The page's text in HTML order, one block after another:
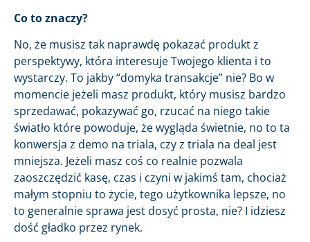
Co to znaczy?
No, że musisz tak naprawdę pokazać produkt z
perspektywy, która interesuje Twojego klienta i to
wystarczy. To jakby “domyka transakcje” nie? Bo w
momencie jeżeli masz produkt, który musisz bardzo
sprzedawać, pokazywać go, rzucać na niego takie
światło które powoduje, że wygląda świetnie, no to ta
konwersja z demo na triala, czy z triala na deal jest
mniejsza. Jeżeli masz coś co realnie pozwala
zaoszczędzić kasę, czas i czyni w jakimś tam, chociaż
małym stopniu to życie, tego użytkownika lepsze, no
to generalnie sprawa jest dosyć prosta, nie? I idziesz
dość gładko przez rynek.